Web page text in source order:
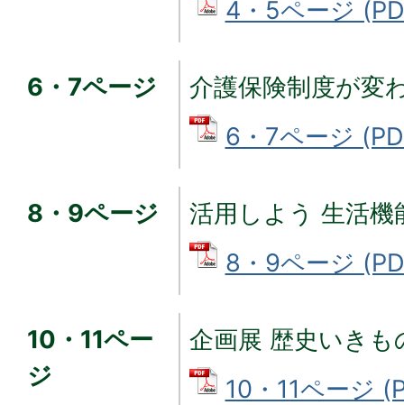
4・5ページ
6・7ページ
介護保険制度が変
6・7ページ
8・9ページ
活用しよう 生活
8・9ページ
10・11ペー
ジ
企画展 歴史いきも
10・11ページ